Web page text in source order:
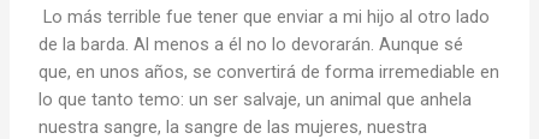
Lo más terrible fue tener que enviar a mi hijo al otro lado
de la barda. Al menos a él no lo devorarán. Aunque sé
que, en unos años, se convertirá de forma irremediable en
lo que tanto temo: un ser salvaje, un animal que anhela
nuestra sangre, la sangre de las mujeres, nuestra